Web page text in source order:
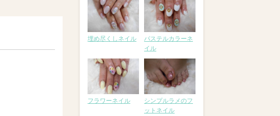
埋め尽くしネイル
パステルカラーネ
イル
フラワーネイル
シンプルラメのフ
ットネイル